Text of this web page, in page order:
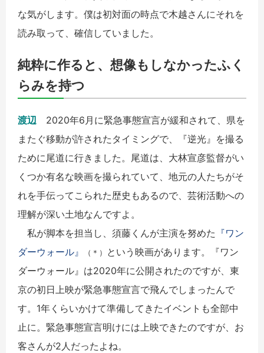
な気がします。僕は初対面の時点で木越さんにそれを
読み取って、確信していました。
純粋に作ると、想像もしなかったふく
らみを持つ
渡辺 2020年6月に緊急事態宣言が緩和されて、県を
またぐ移動が許されたタイミングで、『逆光』を撮る
ために尾道に行きました。尾道は、大林宣彦監督がい
くつか有名な映画を撮られていて、地元の人たちがそ
れを手伝ってこられた歴史もあるので、芸術活動への
理解が深い土地なんですよ。
私が脚本を担当し、須藤くんが主演を努めた 『ワン
ダーウォール』
（＊）
という映画があります。『ワン
ダーウォール』は2020年に公開されたのですが、東
京の初日上映が緊急事態宣言で飛んでしまったんで
す。1年くらいかけて準備してきたイベントも全部中
止に。緊急事態宣言明けには上映できたのですが、お
客さんが2人だったよね。